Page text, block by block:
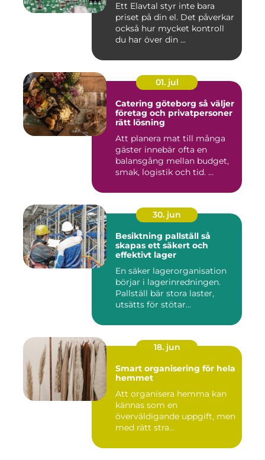
Ett Elavtal styr inte bara
priset på din el. Det påverkar
också hur mycket kontroll
du har över din ...
01. jul
Catering göteborg så väljer
företag och privatpersoner
rätt lösning
Att planera mat till många
gäster innebär ofta en
balansgång mellan budget,
smak, logistik och tid. ...
30. jun
Besiktning pallställ så
skapas ett säkert och
effektivt lager
En säker lagerorganisation
börjar i lagerinredningen.
Pallställ bär stora laster,
utsätts för stötar...
18. jun
Smart organisering för hela
hemmet
Att organisera hemma kan
kännas som en
överväldigande uppgift, men
med rätt stra...